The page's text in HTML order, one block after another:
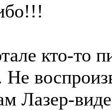
кто-то
Не
Лазер-